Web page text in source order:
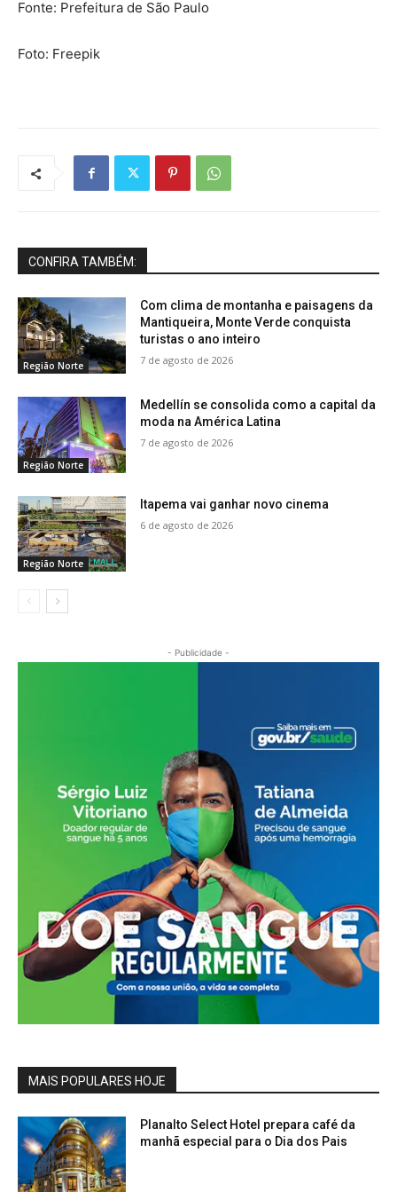
Fonte: Prefeitura de São Paulo
Foto: Freepik
CONFIRA TAMBÉM:
Região Norte
Com clima de montanha e paisagens da
Mantiqueira, Monte Verde conquista
turistas o ano inteiro
7 de agosto de 2026
Região Norte
Medellín se consolida como a capital da
moda na América Latina
7 de agosto de 2026
Região Norte
Itapema vai ganhar novo cinema
6 de agosto de 2026
- Publicidade -
MAIS POPULARES HOJE
Planalto Select Hotel prepara café da
manhã especial para o Dia dos Pais